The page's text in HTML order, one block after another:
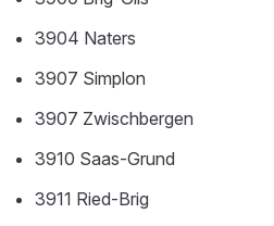
3904 Naters
3907 Simplon
3907 Zwischbergen
3910 Saas-Grund
3911 Ried-Brig